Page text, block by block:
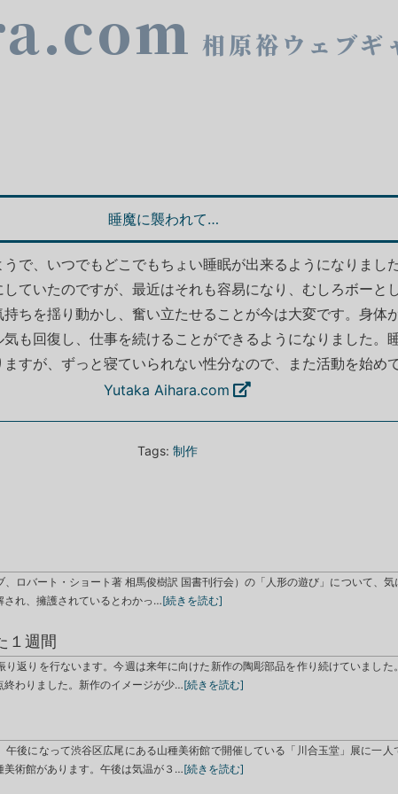
相原裕ウェブギ
睡魔に襲われて…
で、いつでもどこでもちょい睡眠が出来るようになりまし
ていたのですが、最近はそれも容易になり、むしろボーと
ちを揺り動かし、奮い立たせることが今は大変です。身体
も回復し、仕事を続けることができるようになりました
すが、ずっと寝ていられない性分なので、また活動を始め
Yutaka Aihara.com
Tags: 制作
、ロバート・ショート著 相馬俊樹訳 国書刊行会）の「人形の遊び」について、
され、擁護されているとわかっ…[続きを読む]
１週間
返りを行ないます。今週は来年に向けた新作の陶彫部品を作り続けていまし
わりました。新作のイメージが少…[続きを読む]
後になって渋谷区広尾にある山種美術館で開催している「川合玉堂」展に一
術館があります。午後は気温が３…[続きを読む]